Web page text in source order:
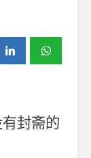
封斋的